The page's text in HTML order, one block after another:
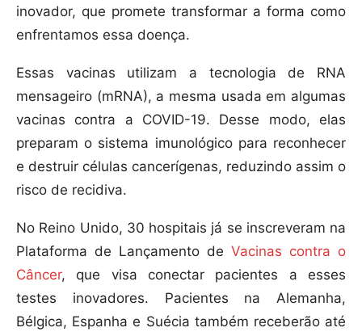
inovador, que promete transformar a forma como
enfrentamos essa doença.
Essas vacinas utilizam a tecnologia de RNA
mensageiro (mRNA), a mesma usada em algumas
vacinas contra a COVID-19. Desse modo, elas
preparam o sistema imunológico para reconhecer
e destruir células cancerígenas, reduzindo assim o
risco de recidiva.
No Reino Unido, 30 hospitais já se inscreveram na
Plataforma de Lançamento de Vacinas contra o
Câncer, que visa conectar pacientes a esses
testes inovadores. Pacientes na Alemanha,
Bélgica, Espanha e Suécia também receberão até